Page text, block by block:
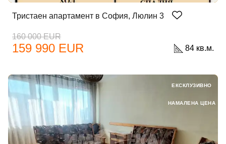
Тристаен апартамент в София, Люлин 3
160 000 EUR
159 990 EUR 84 кв.м.
ЕКСКЛУЗИВНО
НАМАЛЕНА ЦЕНА